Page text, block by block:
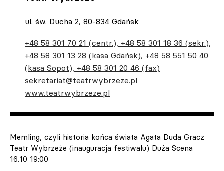
ul. św. Ducha 2, 80-834 Gdańsk
+48 58 301 70 21 (centr.), +48 58 301 18 36 (sekr.),
+48 58 301 13 28 (kasa Gdańsk), +48 58 551 50 40
(kasa Sopot), +48 58 301 20 46 (fax)
sekretariat@teatrwybrzeze.pl
www.teatrwybrzeze.pl
Memling, czyli historia końca świata Agata Duda Gracz
Teatr Wybrzeże (inauguracja festiwalu) Duża Scena
16.10 19:00